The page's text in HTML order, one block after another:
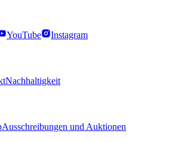
YouTube Instagram
Nachhaltigkeit
Ausschreibungen und Auktionen